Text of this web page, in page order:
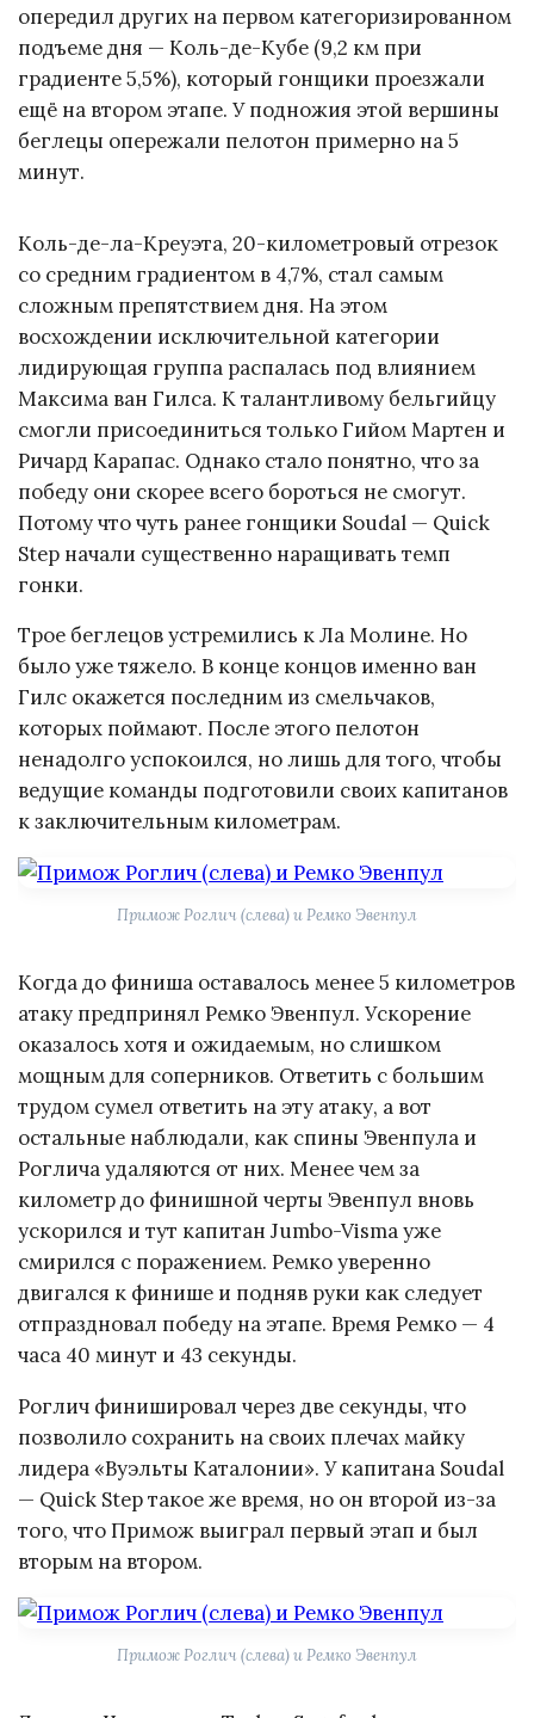
опередил других на первом категоризированном
подъеме дня — Коль-де-Кубе (9,2 км при
градиенте 5,5%), который гонщики проезжали
ещё на втором этапе. У подножия этой вершины
беглецы опережали пелотон примерно на 5
минут.
Коль-де-ла-Креуэта, 20-километровый отрезок
со средним градиентом в 4,7%, стал самым
сложным препятствием дня. На этом
восхождении исключительной категории
лидирующая группа распалась под влиянием
Максима ван Гилса. К талантливому бельгийцу
смогли присоединиться только Гийом Мартен и
Ричард Карапас. Однако стало понятно, что за
победу они скорее всего бороться не смогут.
Потому что чуть ранее гонщики Soudal — Quick
Step начали существенно наращивать темп
гонки.
Трое беглецов устремились к Ла Молине. Но
было уже тяжело. В конце концов именно ван
Гилс окажется последним из смельчаков,
которых поймают. После этого пелотон
ненадолго успокоился, но лишь для того, чтобы
ведущие команды подготовили своих капитанов
к заключительным километрам.
Примож Роглич (слева) и Ремко Эвенпул
Когда до финиша оставалось менее 5 километров
атаку предпринял Ремко Эвенпул. Ускорение
оказалось хотя и ожидаемым, но слишком
мощным для соперников. Ответить с большим
трудом сумел ответить на эту атаку, а вот
остальные наблюдали, как спины Эвенпула и
Роглича удаляются от них. Менее чем за
километр до финишной черты Эвенпул вновь
ускорился и тут капитан Jumbo-Visma уже
смирился с поражением. Ремко уверенно
двигался к финише и подняв руки как следует
отпраздновал победу на этапе. Время Ремко — 4
часа 40 минут и 43 секунды.
Роглич финишировал через две секунды, что
позволило сохранить на своих плечах майку
лидера «Вуэльты Каталонии». У капитана Soudal
— Quick Step такое же время, но он второй из-за
того, что Примож выиграл первый этап и был
вторым на втором.
Примож Роглич (слева) и Ремко Эвенпул